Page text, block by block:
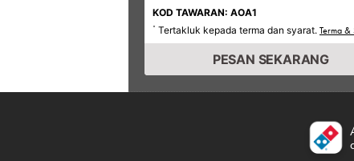
KOD TAWARAN: AOA1
* Tertakluk kepada terma dan syarat. Terma &
PESAN SEKARANG